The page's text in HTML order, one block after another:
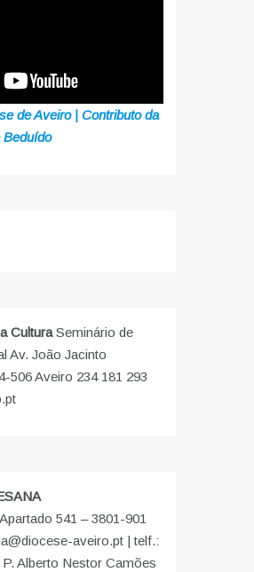
de Aveiro | Contributo da
Beduído
CulturaSeminário de
Av. João Jacinto
506 Aveiro 234 181 293
541 – 3801-901
aveiro.pt | telf.:
Alberto Nestor Camões